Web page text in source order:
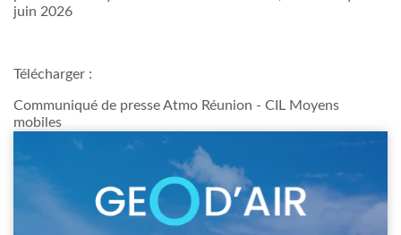
juin 2026
Télécharger :
Communiqué de presse Atmo Réunion - CIL Moyens
mobiles
Image